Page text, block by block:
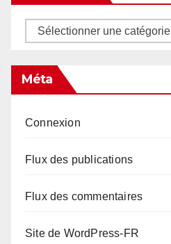
Catégories
Méta
Connexion
Flux des publications
Flux des commentaires
Site de WordPress-FR